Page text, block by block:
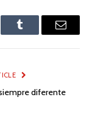
Tumblr Email
diferente